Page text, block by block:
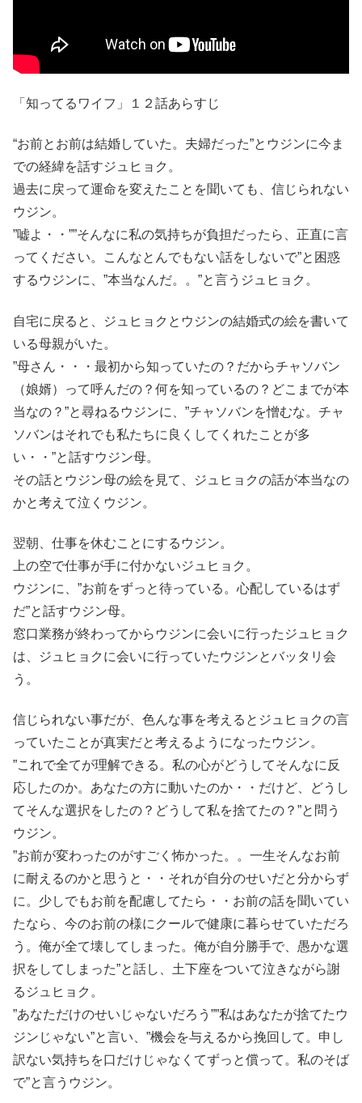
「知ってるワイフ」１２話あらすじ
“お前とお前は結婚していた。夫婦だった”とウジンに今ま
での経緯を話すジュヒョク。
過去に戻って運命を変えたことを聞いても、信じられない
ウジン。
”嘘よ・・””そんなに私の気持ちが負担だったら、正直に言
ってください。こんなとんでもない話をしないで”と困惑
するウジンに、”本当なんだ。。”と言うジュヒョク。
自宅に戻ると、ジュヒョクとウジンの結婚式の絵を書いて
いる母親がいた。
”母さん・・・最初から知っていたの？だからチャソバン
（娘婿）って呼んだの？何を知っているの？どこまでが本
当なの？”と尋ねるウジンに、”チャソバンを憎むな。チャ
ソバンはそれでも私たちに良くしてくれたことが多
い・・”と話すウジン母。
その話とウジン母の絵を見て、ジュヒョクの話が本当なの
かと考えて泣くウジン。
翌朝、仕事を休むことにするウジン。
上の空で仕事が手に付かないジュヒョク。
ウジンに、”お前をずっと待っている。心配しているはず
だ”と話すウジン母。
窓口業務が終わってからウジンに会いに行ったジュヒョク
は、ジュヒョクに会いに行っていたウジンとバッタリ会
う。
信じられない事だが、色んな事を考えるとジュヒョクの言
っていたことが真実だと考えるようになったウジン。
”これで全てが理解できる。私の心がどうしてそんなに反
応したのか。あなたの方に動いたのか・・だけど、どうし
てそんな選択をしたの？どうして私を捨てたの？”と問う
ウジン。
”お前が変わったのがすごく怖かった。。一生そんなお前
に耐えるのかと思うと・・それが自分のせいだと分からず
に。少しでもお前を配慮してたら・・お前の話を聞いてい
たなら、今のお前の様にクールで健康に暮らせていただろ
う。俺が全て壊してしまった。俺が自分勝手で、愚かな選
択をしてしまった”と話し、土下座をついて泣きながら謝
るジュヒョク。
”あなただけのせいじゃないだろう””私はあなたが捨てたウ
ジンじゃない”と言い、”機会を与えるから挽回して。申し
訳ない気持ちを口だけじゃなくてずっと償って。私のそば
で”と言うウジン。